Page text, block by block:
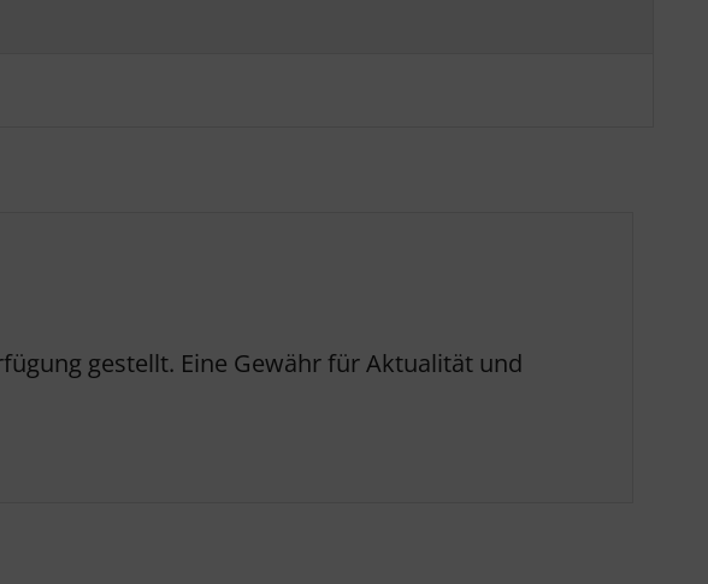
gestellt. Eine Gewähr für Aktualität und